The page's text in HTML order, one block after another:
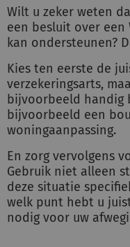
Wilt u zeker weten
een besluit over een
kan ondersteunen?
Kies ten eerste de
verzekeringsarts,
bijvoorbeeld handig
bijvoorbeeld een
woningaanpassing.
En zorg vervolgens
Gebruik niet alleen
deze situatie
welk punt hebt u
nodig voor uw